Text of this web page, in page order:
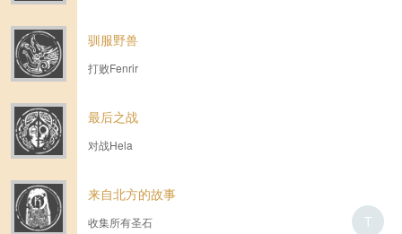
驯服野兽
打败Fenrir
最后之战
对战Hela
来自北方的故事
收集所有圣石 T